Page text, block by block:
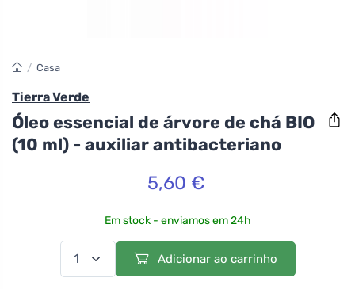
/ Casa
Tierra Verde
Óleo essencial de árvore de chá BIO
(10 ml) - auxiliar antibacteriano
5,60 €
Em stock - enviamos em 24h
Adicionar ao carrinho